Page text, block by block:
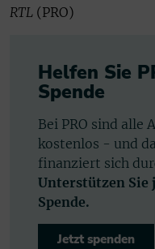
RTL (PRO)
Helfen Sie
Spende
Bei PRO sind alle
kostenlos - und
finanziert sich
Unterstützen Sie
Spende.
Jetzt spenden